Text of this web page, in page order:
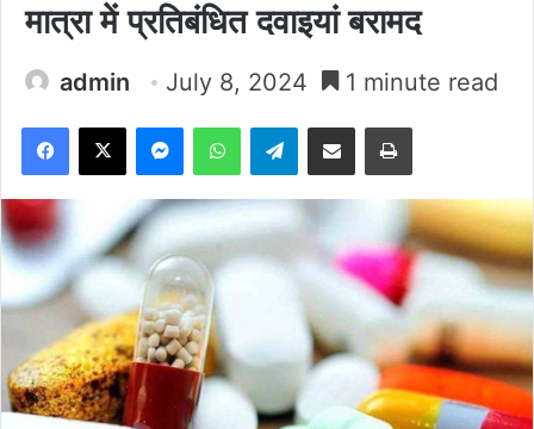
मात्रा में प्रतिबंधित दवाइयां बरामद
admin July 8, 2024 1 minute read
Facebook
X MessengerWhatsAppTelegramShare via Email Print